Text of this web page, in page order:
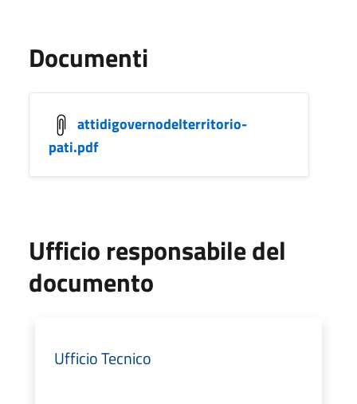
Documenti
attidigovernodelterritorio-
pati.pdf
Ufficio responsabile del
documento
Ufficio Tecnico